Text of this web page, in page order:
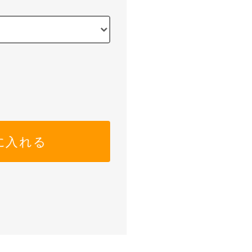
入れる